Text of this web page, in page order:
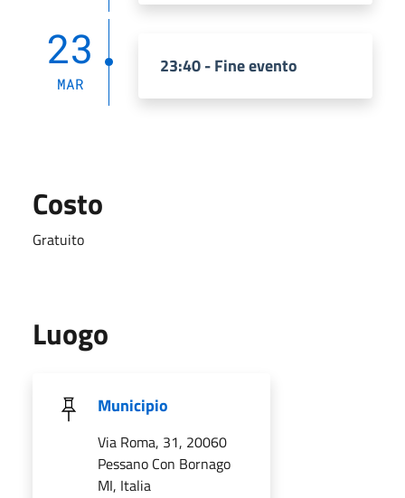
23
MAR
23:40 - Fine evento
Costo
Gratuito
Luogo
Municipio
Via Roma, 31, 20060
Pessano Con Bornago
MI, Italia